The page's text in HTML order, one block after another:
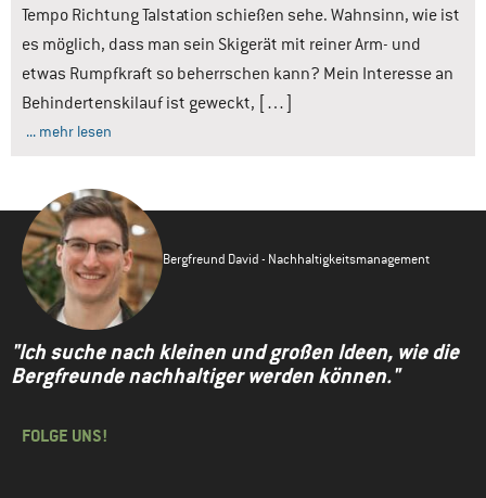
Tempo Richtung Talstation schießen sehe. Wahnsinn, wie ist
es möglich, dass man sein Skigerät mit reiner Arm- und
etwas Rumpfkraft so beherrschen kann? Mein Interesse an
Behindertenskilauf ist geweckt, […]
... mehr lesen
Bergfreund David - Nachhaltigkeitsmanagement
"Ich suche nach kleinen und großen Ideen, wie die
Bergfreunde nachhaltiger werden können."
FOLGE UNS!